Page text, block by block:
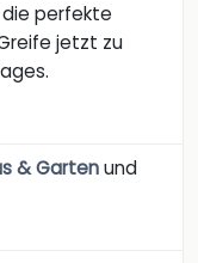
perfekte
jetzt zu
& Gartenund